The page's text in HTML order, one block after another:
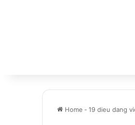
Home - 19 dieu dang